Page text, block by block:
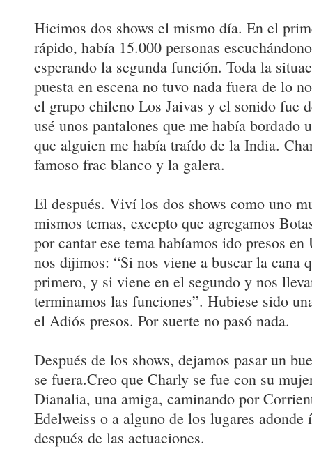
Hicimos dos shows el mismo día. En el
rápido, había 15.000 personas
esperando la segunda función. Toda la
puesta en escena no tuvo nada fuera de lo
el grupo chileno Los Jaivas y el sonido fue
usé unos pantalones que me había bordado
que alguien me había traído de la India.
famoso frac blanco y la galera.
El después. Viví los dos shows como uno
mismos temas, excepto que agregamos
por cantar ese tema habíamos ido presos
nos dijimos: “Si nos viene a buscar la cana
primero, y si viene en el segundo y nos
terminamos las funciones”. Hubiese sido
el Adiós presos. Por suerte no pasó nada.
Después de los shows, dejamos pasar un
se fuera.Creo que Charly se fue con su
Dianalia, una amiga, caminando por
Edelweiss o a alguno de los lugares adonde
después de las actuaciones.